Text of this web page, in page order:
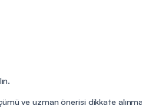
ve uzman önerisi dikkate